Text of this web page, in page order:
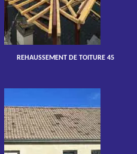
REHAUSSEMENT DE TOITURE 45